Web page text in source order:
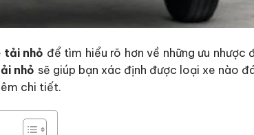
tải nhỏ để tìm hiểu rõ hơn về những ưu nhược
nhỏ sẽ giúp bạn xác định được loại xe nào
chi tiết.